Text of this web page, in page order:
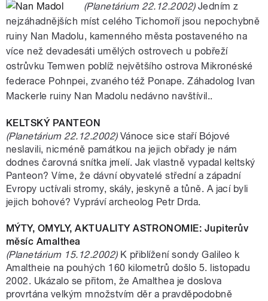
(Planetárium 22.12.2002)Jedním z
nejzáhadnějších míst celého Tichomoří jsou nepochybně
ruiny Nan Madolu, kamenného města postaveného na
více než devadesáti umělých ostrovech u pobřeží
ostrůvku Temwen poblíž největšího ostrova Mikronéské
federace Pohnpei, zvaného též Ponape. Záhadolog Ivan
Mackerle ruiny Nan Madolu nedávno navštívil..
KELTSKÝ PANTEON
(Planetárium 22.12.2002)Vánoce sice staří Bójové
neslavili, nicméně památkou na jejich obřady je nám
dodnes čarovná snítka jmelí. Jak vlastně vypadal keltský
Panteon? Víme, že dávní obyvatelé střední a západní
Evropy uctívali stromy, skály, jeskyně a tůně. A jací byli
jejich bohové? Vypráví archeolog Petr Drda.
MÝTY, OMYLY, AKTUALITY ASTRONOMIE: Jupiterův
měsíc Amalthea
(Planetárium 15.12.2002)K přiblížení sondy Galileo k
Amaltheie na pouhých 160 kilometrů došlo 5. listopadu
2002. Ukázalo se přitom, že Amalthea je doslova
provrtána velkým množstvím děr a pravděpodobně